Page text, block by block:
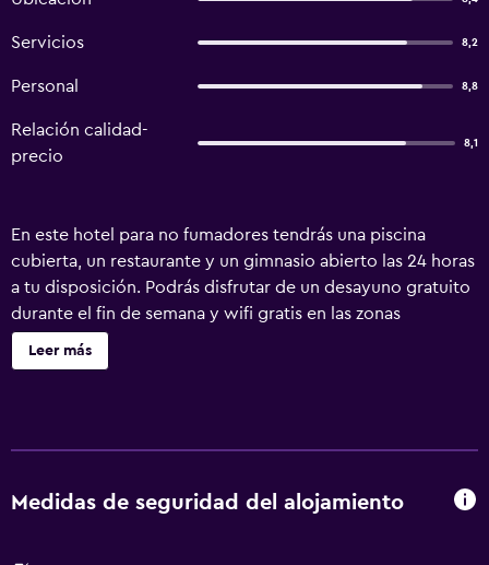
Servicios 8,2
Personal 8,8
Relación calidad-
precio
8,1
En este hotel para no fumadores tendrás una piscina
cubierta, un restaurante y un gimnasio abierto las 24 horas
a tu disposición. Podrás disfrutar de un desayuno gratuito
durante el fin de semana y wifi gratis en las zonas
comunes. Otras instalaciones incluyen un bar o lounge,
una bañera de hidromasaje y aparcamiento sin asistencia.
ofrecen comedor independiente e incluyen escritorio. Los
Leer más
Medidas de seguridad del alojamiento